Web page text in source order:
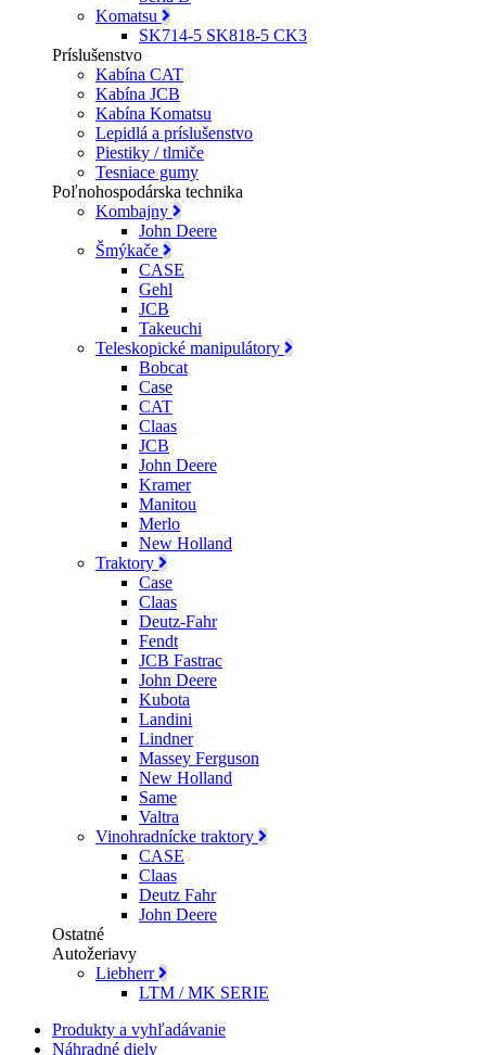
Komatsu
SK714-5 SK818-5 CK3
Príslušenstvo
Kabína CAT
Kabína JCB
Kabína Komatsu
Lepidlá a príslušenstvo
Piestiky / tlmiče
Tesniace gumy
Poľnohospodárska technika
Kombajny
John Deere
Šmýkače
CASE
Gehl
JCB
Takeuchi
Teleskopické manipulátory
Bobcat
Case
CAT
Claas
JCB
John Deere
Kramer
Manitou
Merlo
New Holland
Traktory
Case
Claas
Deutz-Fahr
Fendt
JCB Fastrac
John Deere
Kubota
Landini
Lindner
Massey Ferguson
New Holland
Same
Valtra
Vinohradnícke traktory
CASE
Claas
Deutz Fahr
John Deere
Ostatné
Autožeriavy
Liebherr
LTM / MK SERIE
Produkty a vyhľadávanie
Náhradné diely